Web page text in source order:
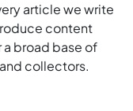
article we write
content
broad base of
collectors.